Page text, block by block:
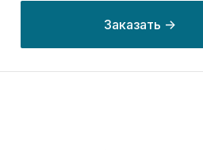
Заказать ->